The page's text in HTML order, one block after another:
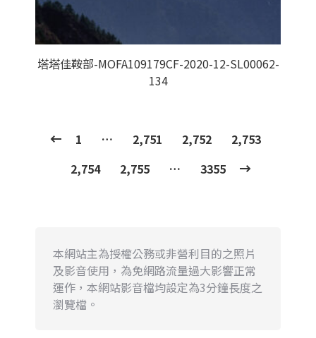
塔塔佳鞍部-MOFA109179CF-2020-12-SL00062-
134
1 … 2,751 2,752
2,753
2,754
2,755 … 3355
本網站主為授權公務或非營利目的之照片
及影音使用，為免網路流量過大影響正常
運作，本網站影音檔均設定為3分鐘長度之
瀏覽檔。